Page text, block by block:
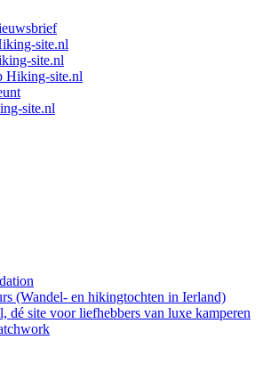
site.nl
site.nl
Hiking-site.nl
site.nl
(Wandel- en hikingtochten in Ierland)
dé site voor liefhebbers van luxe kamperen